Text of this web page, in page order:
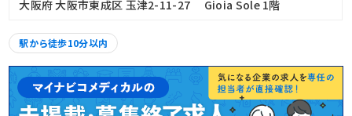
大阪府 大阪市東成区 玉津2-11-27 Gioia Sole 1階
駅から徒歩10分以内